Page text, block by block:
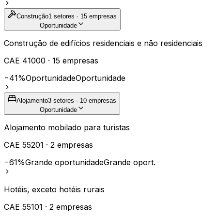
Construção1 setores · 15 empresas
Oportunidade
Construção de edifícios residenciais e não residenciais
CAE 41000 · 15 empresas
−41%OportunidadeOportunidade
Alojamento3 setores · 10 empresas
Oportunidade
Alojamento mobilado para turistas
CAE 55201 · 2 empresas
−61%Grande oportunidadeGrande oport.
Hotéis, exceto hotéis rurais
CAE 55101 · 2 empresas